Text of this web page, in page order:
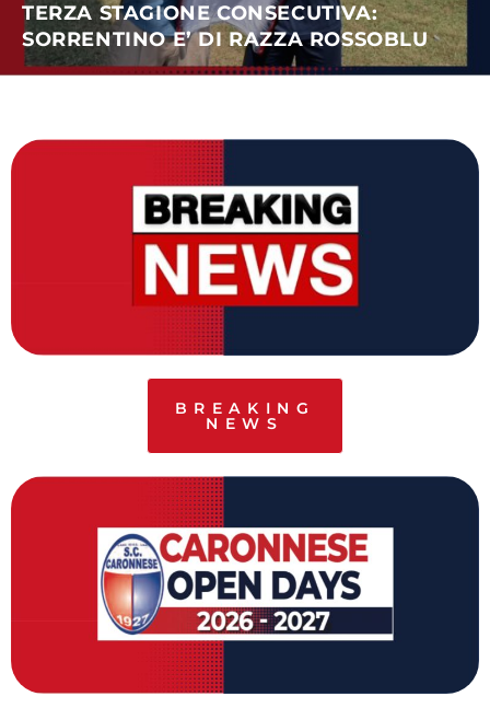
TERZA STAGIONE CONSECUTIVA:
SORRENTINO E’ DI RAZZA ROSSOBLU
BREAKING
NEWS